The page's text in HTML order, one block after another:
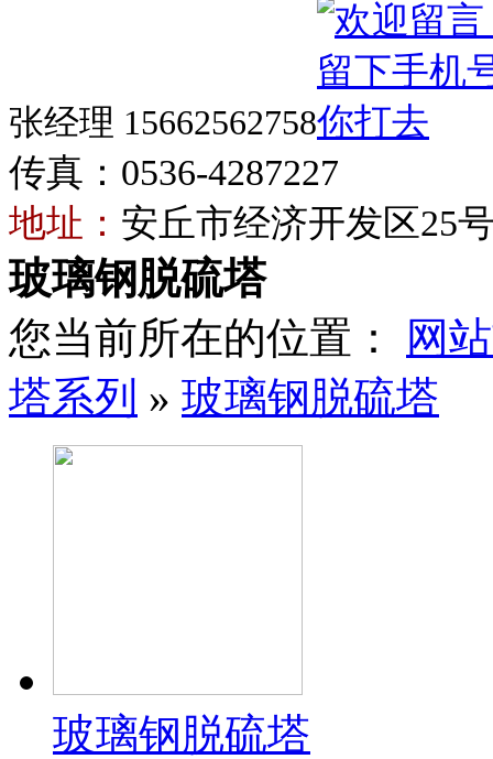
张经理 15662562758
传真：0536-4287227
地址： 安丘市经济开发区25
玻璃钢脱硫塔
您当前所在的位置：
网
塔系列 » 玻璃钢脱硫塔
玻璃钢脱硫塔